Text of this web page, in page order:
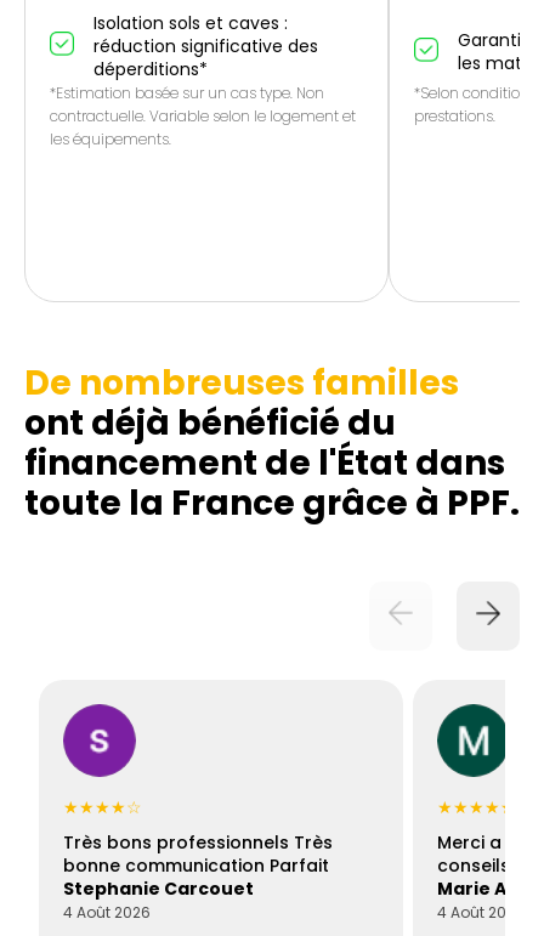
Isolation sols et caves :
réduction significative des
déperditions*
*Estimation basée sur un cas type. Non
contractuelle. Variable selon le logement et
les équipements.
Garantie
les
*Selon conditions
prestations.
De nombreuses familles
ont déjà bénéficié du
financement de l'État dans
toute la France grâce à PPF.
★★★★☆
Très bons professionnels Très
bonne communication Parfait
Stephanie Carcouet
4 Août 2026
★★★★★
Merci a
conseils
Marie
4 Août 2026